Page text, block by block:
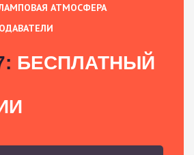
АТМОСФЕРА
БЕСПЛАТНЫЙ